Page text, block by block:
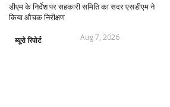
डीएम के निर्देश पर सहकारी समिति का सदर एसडीएम ने
किया औचक निरीक्षण
ब्यूरो रिपोर्ट Aug 7, 2026